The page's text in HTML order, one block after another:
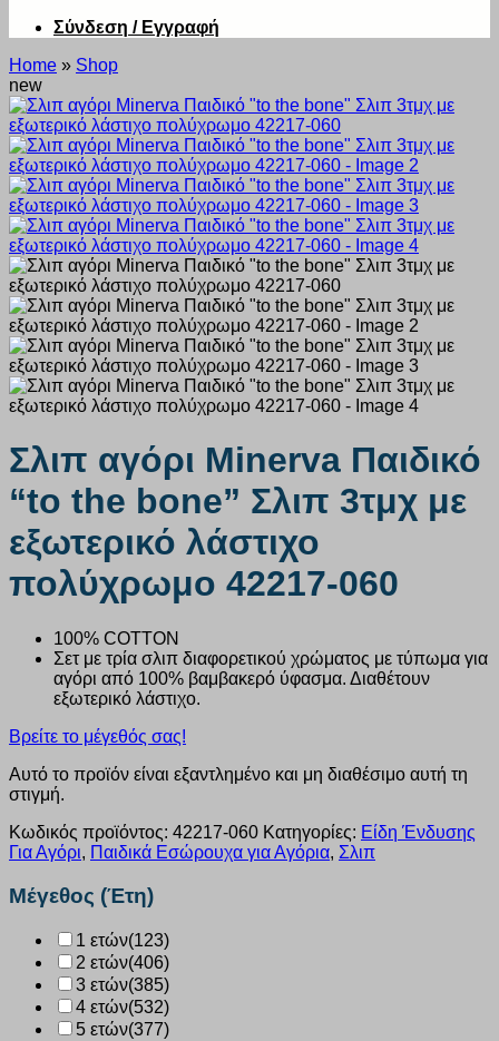
Σύνδεση / Εγγραφή
Home » Shop
new
Σλιπ αγόρι Minerva Παιδικό
“to the bone” Σλιπ 3τμχ με
εξωτερικό λάστιχο
πολύχρωμο 42217-060
100% COTTON
Σετ με τρία σλιπ διαφορετικού χρώματος με τύπωμα για
αγόρι από 100% βαμβακερό ύφασμα. Διαθέτουν
εξωτερικό λάστιχο.
Βρείτε το μέγεθός σας!
Αυτό το προϊόν είναι εξαντλημένο και μη διαθέσιμο αυτή τη
στιγμή.
Κωδικός προϊόντος: 42217-060 Κατηγορίες: Είδη Ένδυσης
Για Αγόρι, Παιδικά Εσώρουχα για Αγόρια, Σλιπ
Μέγεθος (Έτη)
1 ετών(123)
2 ετών(406)
3 ετών(385)
4 ετών(532)
5 ετών(377)